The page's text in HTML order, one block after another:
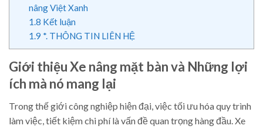
nâng Việt Xanh
1.8 Kết luận
1.9 *. THÔNG TIN LIÊN HỆ
Giới thiệu Xe nâng mặt bàn và Những lợi
ích mà nó mang lại
Trong thế giới công nghiệp hiện đại, việc tối ưu hóa quy trình
làm việc, tiết kiệm chi phí là vấn đề quan trọng hàng đầu. Xe